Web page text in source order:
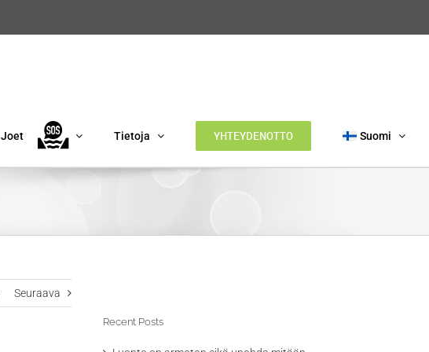
Joet Tietoja YHTEYDENOTTO Suomi
Seuraava
Recent Posts